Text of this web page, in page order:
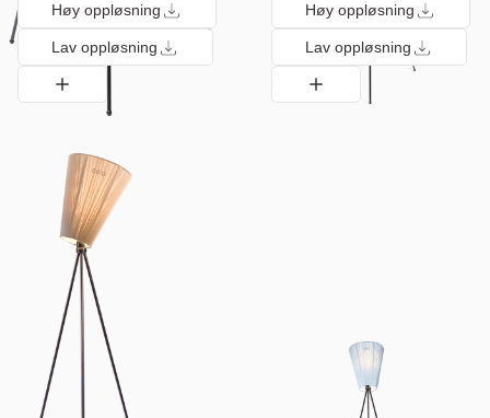
Høy oppløsning
Lav oppløsning
Høy oppløsning
Lav oppløsning